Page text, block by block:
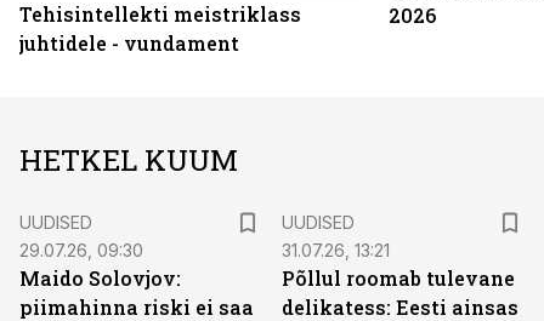
Tehisintellekti meistriklass
juhtidele - vundament
2026
HETKEL KUUM
UUDISED
29.07.26, 09:30
Maido Solovjov:
piimahinna riski ei saa
UUDISED
31.07.26, 13:21
Põllul roomab tulevane
delikatess: Eesti ainsas